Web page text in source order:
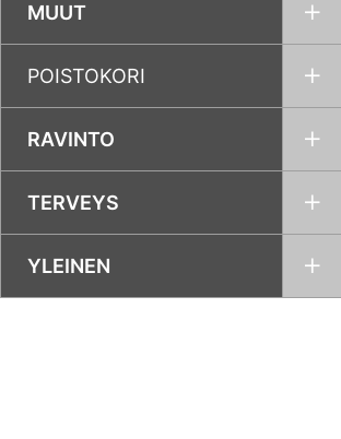
MUUT
POISTOKORI
RAVINTO
TERVEYS
YLEINEN